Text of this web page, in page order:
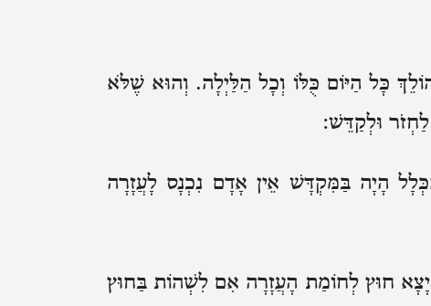
כָּל הַיּוֹם כֻּלּוֹ וְכָל הַלַּיְלָה. וְהוּא שֶׁלֹּא
וּלְקַדֵּשׁ:
הָיָה בַּמִּקְדָּשׁ אֵין אָדָם נִכְנָס לָעֲזָרָה
חוּץ לְחוֹמַת הָעֲזָרָה אִם לִשְׁהוֹת בַּחוּץ